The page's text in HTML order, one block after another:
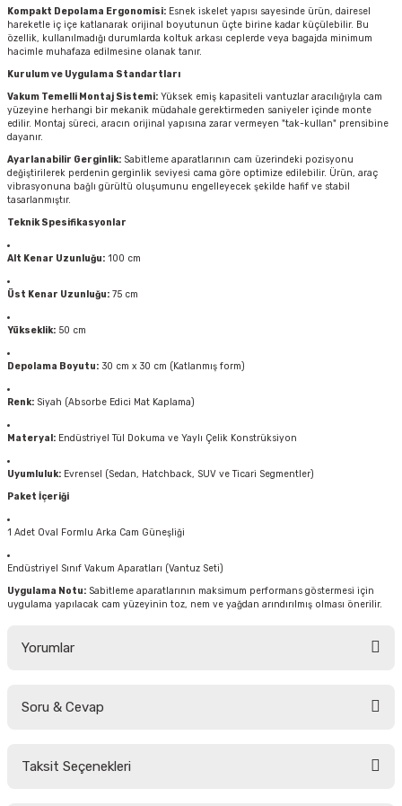
Kompakt Depolama Ergonomisi: Esnek iskelet yapısı sayesinde ürün, dairesel
hareketle iç içe katlanarak orijinal boyutunun üçte birine kadar küçülebilir. Bu
özellik, kullanılmadığı durumlarda koltuk arkası ceplerde veya bagajda minimum
hacimle muhafaza edilmesine olanak tanır.
Kurulum ve Uygulama Standartları
Vakum Temelli Montaj Sistemi: Yüksek emiş kapasiteli vantuzlar aracılığıyla cam
yüzeyine herhangi bir mekanik müdahale gerektirmeden saniyeler içinde monte
edilir. Montaj süreci, aracın orijinal yapısına zarar vermeyen "tak-kullan" prensibine
dayanır.
Ayarlanabilir Gerginlik: Sabitleme aparatlarının cam üzerindeki pozisyonu
değiştirilerek perdenin gerginlik seviyesi cama göre optimize edilebilir. Ürün, araç
vibrasyonuna bağlı gürültü oluşumunu engelleyecek şekilde hafif ve stabil
tasarlanmıştır.
Teknik Spesifikasyonlar
Alt Kenar Uzunluğu: 100 cm
Üst Kenar Uzunluğu: 75 cm
Yükseklik: 50 cm
Depolama Boyutu: 30 cm x 30 cm (Katlanmış form)
Renk: Siyah (Absorbe Edici Mat Kaplama)
Materyal: Endüstriyel Tül Dokuma ve Yaylı Çelik Konstrüksiyon
Uyumluluk: Evrensel (Sedan, Hatchback, SUV ve Ticari Segmentler)
Paket İçeriği
1 Adet Oval Formlu Arka Cam Güneşliği
Endüstriyel Sınıf Vakum Aparatları (Vantuz Seti)
Uygulama Notu: Sabitleme aparatlarının maksimum performans göstermesi için
uygulama yapılacak cam yüzeyinin toz, nem ve yağdan arındırılmış olması önerilir.
Yorumlar
Soru & Cevap
Taksit Seçenekleri